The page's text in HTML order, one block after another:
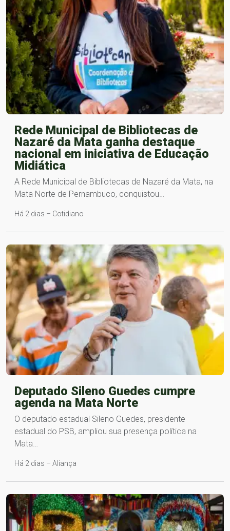
Rede Municipal de Bibliotecas de
Nazaré da Mata ganha destaque
nacional em iniciativa de Educação
Midiática
A Rede Municipal de Bibliotecas de Nazaré da Mata, na
Mata Norte de Pernambuco, conquistou…
Há 2 dias – Cotidiano
Deputado Sileno Guedes cumpre
agenda na Mata Norte
O deputado estadual Sileno Guedes, presidente
estadual do PSB, ampliou sua presença política na
Mata…
Há 2 dias – Aliança